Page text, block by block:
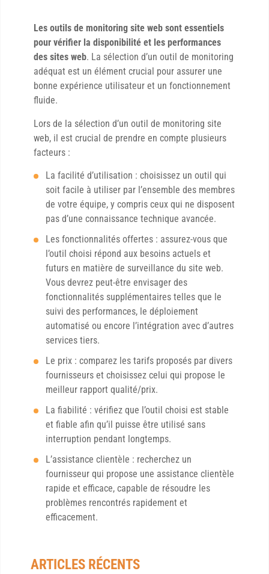
Les outils de monitoring site web sont essentiels
pour vérifier la disponibilité et les performances
des sites web. La sélection d’un outil de monitoring
adéquat est un élément crucial pour assurer une
bonne expérience utilisateur et un fonctionnement
fluide.
Lors de la sélection d’un outil de monitoring site
web, il est crucial de prendre en compte plusieurs
facteurs :
La facilité d’utilisation : choisissez un outil qui
soit facile à utiliser par l’ensemble des membres
de votre équipe, y compris ceux qui ne disposent
pas d’une connaissance technique avancée.
Les fonctionnalités offertes : assurez-vous que
l’outil choisi répond aux besoins actuels et
futurs en matière de surveillance du site web.
Vous devrez peut-être envisager des
fonctionnalités supplémentaires telles que le
suivi des performances, le déploiement
automatisé ou encore l’intégration avec d’autres
services tiers.
Le prix : comparez les tarifs proposés par divers
fournisseurs et choisissez celui qui propose le
meilleur rapport qualité/prix.
La fiabilité : vérifiez que l’outil choisi est stable
et fiable afin qu’il puisse être utilisé sans
interruption pendant longtemps.
L’assistance clientèle : recherchez un
fournisseur qui propose une assistance clientèle
rapide et efficace, capable de résoudre les
problèmes rencontrés rapidement et
efficacement.
ARTICLES RÉCENTS